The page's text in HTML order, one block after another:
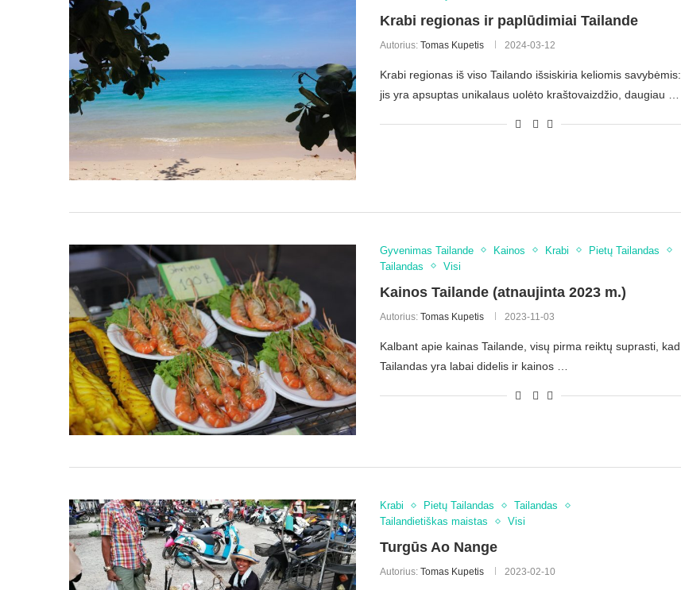
Krabi regionas ir paplūdimiai Tailande
Autorius: Tomas Kupetis 2024-03-12
Krabi regionas iš viso Tailando išsiskiria keliomis savybėmis:
jis yra apsuptas unikalaus uolėto kraštovaizdžio, daugiau …
Gyvenimas Tailande Kainos Krabi
Pietų Tailandas
Tailandas
Visi
Kainos Tailande (atnaujinta 2023 m.)
Autorius: Tomas Kupetis 2023-11-03
Kalbant apie kainas Tailande, visų pirma reiktų suprasti, kad
Tailandas yra labai didelis ir kainos …
Krabi Pietų Tailandas
Tailandas
Tailandietiškas maistas
Visi
Turgūs Ao Nange
Autorius: Tomas Kupetis 2023-02-10